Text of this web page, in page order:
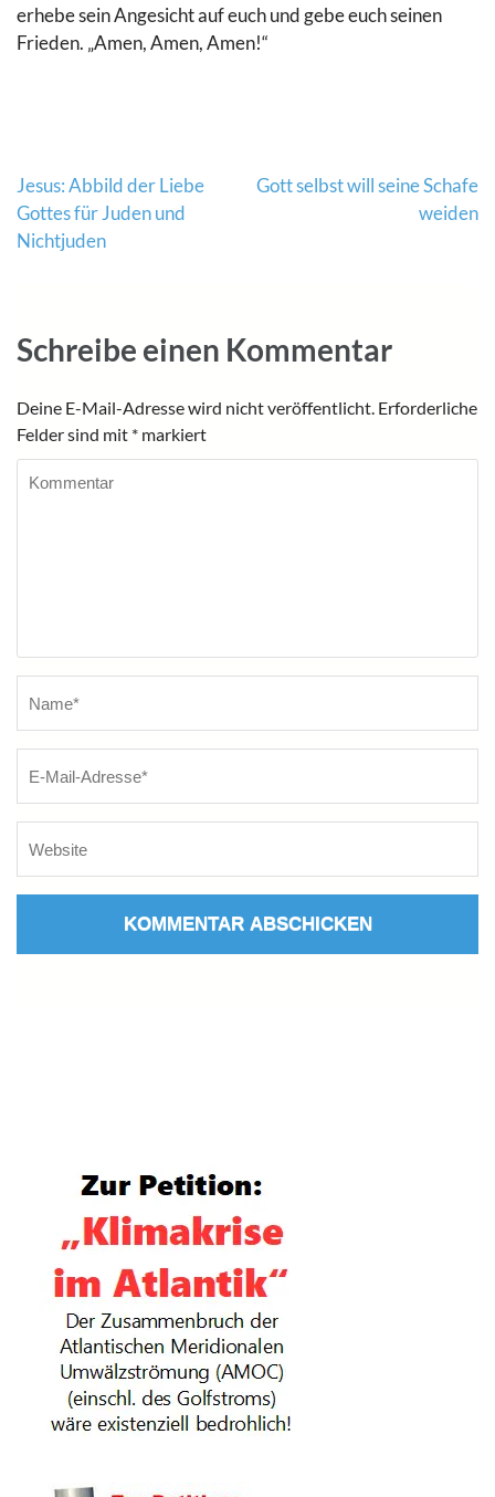
erhebe sein Angesicht auf euch und gebe euch seinen
Frieden. „Amen, Amen, Amen!“
Beitragsnavigation
Jesus: Abbild der Liebe
Gottes für Juden und
Nichtjuden
Gott selbst will seine Schafe
weiden
Schreibe einen Kommentar
Deine E-Mail-Adresse wird nicht veröffentlicht. Erforderliche
Felder sind mit * markiert